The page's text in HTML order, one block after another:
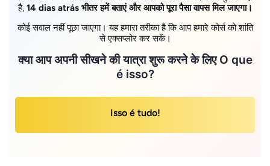
है, 14 dias atrás भीतर हमें बताएं और आपको पूरा पैसा वापस मिल जाएगा।
कोई सवाल नहीं पूछा जाएगा। यह हमारा तरीका है कि आप हमारे कोर्स को शांति
से एक्सप्लोर कर सकें।
क्या आप अपनी सीखने की यात्रा शुरू करने के लिए O que
é isso?
Isso é tudo!